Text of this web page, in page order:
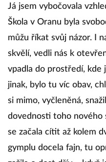
Já jsem vybočovala
Škola v Oranu byla
můžu říkat svůj názor. I
skvělí, vedli nás k
vpadla do prostředí, kde
jinak, bylo tu víc obav,
si mimo, vyčleněná,
dovednosti toho nového
se začala cítit až kolem
gymplu docela fajn, tu